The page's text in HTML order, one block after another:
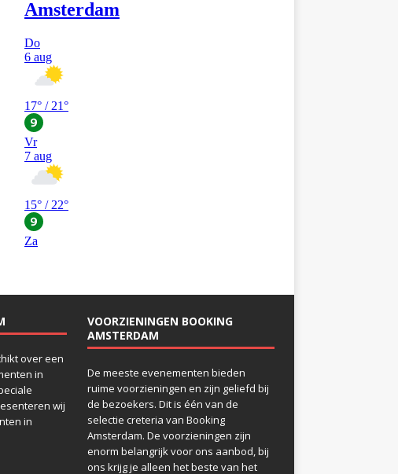
over een
in
wij
in
VOORZIENINGEN BOOKING
AMSTERDAM
De meeste evenementen bieden
ruime voorzieningen en zijn geliefd bij
de bezoekers. Dit is één van de
selectie creteria van Booking
Amsterdam. De voorzieningen zijn
enorm belangrijk voor ons aanbod, bij
ons krijg je alleen het beste van het